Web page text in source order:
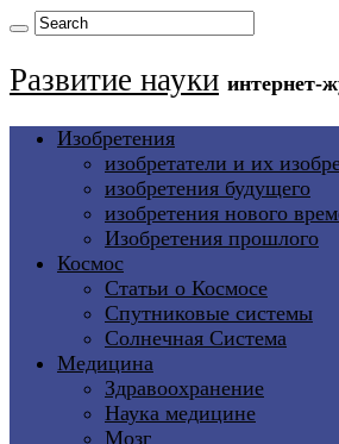
Развитие науки интернет-
Изобретения
изобретатели и их
изобретения будущего
изобретения нового
Изобретения прошлого
Космос
Статьи о Космосе
Спутниковые системы
Солнечная Система
Медицина
Здравоохранение
Наука медицине
Мозг